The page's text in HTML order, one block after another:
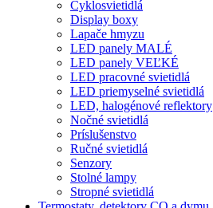
Cyklosvietidlá
Display boxy
Lapače hmyzu
LED panely MALÉ
LED panely VEĽKÉ
LED pracovné svietidlá
LED priemyselné svietidlá
LED, halogénové reflektory
Nočné svietidlá
Príslušenstvo
Ručné svietidlá
Senzory
Stolné lampy
Stropné svietidlá